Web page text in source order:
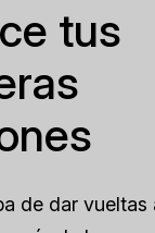
tus
de dar vueltas